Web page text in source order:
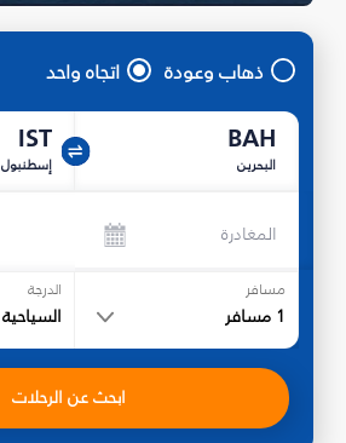
ذهاب وعودة اتجاه واحد
BAH
البحرين
IST
إسطنبول
المغادرة
مسافر
1 مسافر
الدرجة
السياحية
ابحث عن الرحلات